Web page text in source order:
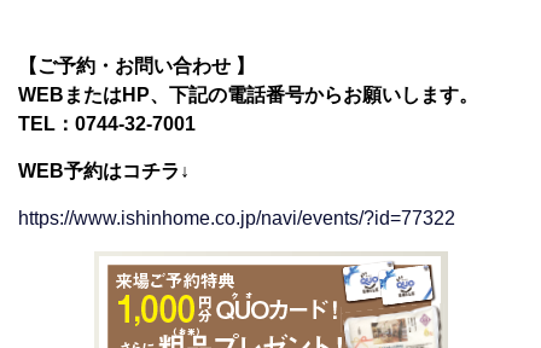
【ご予約・お問い合わせ 】
WEBまたはHP、下記の電話番号からお願いします。
TEL：0744-32-7001
WEB予約はコチラ↓
https://www.ishinhome.co.jp/navi/events/?id=77322